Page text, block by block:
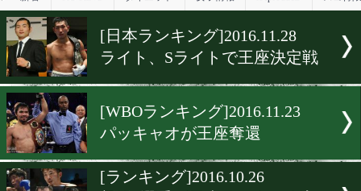
2016年11月のニュース
▶ 新着 KO KiNG ダイエット 女子情報
[日本ランキング]2016.11.28
ライト、Sライトで王座決